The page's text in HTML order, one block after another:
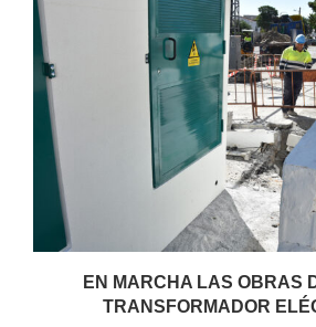
EN MARCHA LAS OBRAS
TRANSFORMADOR